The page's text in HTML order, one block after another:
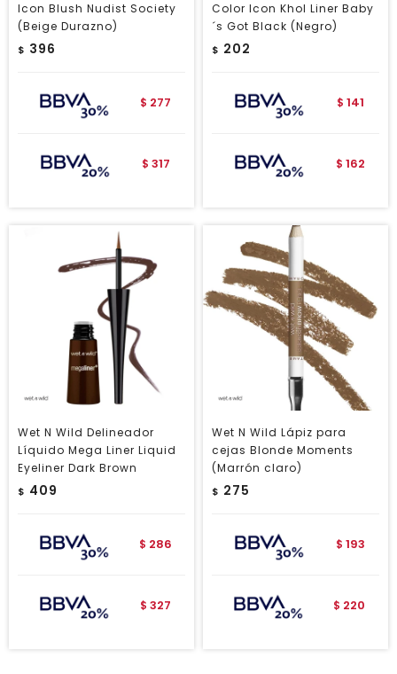
Icon Blush Nudist Society
(Beige Durazno)
$ 396
$ 277
$ 317
Color Icon Khol Liner Baby
´s Got Black (Negro)
$ 202
$ 141
$ 162
Wet N Wild Delineador
Líquido Mega Liner Liquid
Eyeliner Dark Brown
$ 409
$ 286
$ 327
Wet N Wild Lápiz para
cejas Blonde Moments
(Marrón claro)
$ 275
$ 193
$ 220